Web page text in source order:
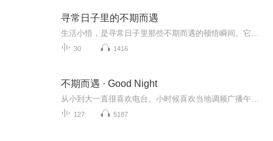
寻常日子里的不期而遇
30 1416
不期而遇 · Good Night
127 5187